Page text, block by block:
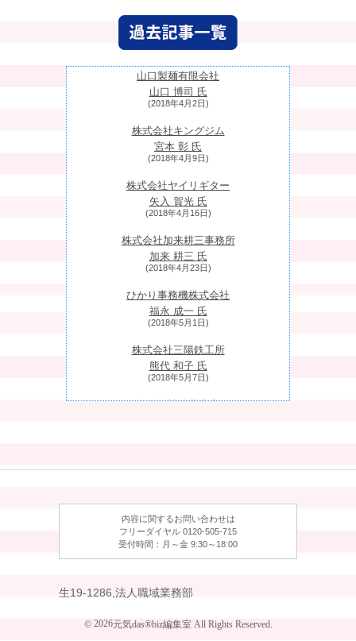
山口製麺有限会社
山口 博司 氏
(2018年4月2日)
株式会社キングジム
宮本 彰 氏
(2018年4月9日)
株式会社ヤイリギター
矢入 賀光 氏
(2018年4月16日)
株式会社加来耕三事務所
加来 耕三 氏
(2018年4月23日)
ひかり事務機株式会社
福永 成一 氏
(2018年5月1日)
株式会社三陽鉄工所
熊代 和子 氏
(2018年5月7日)
日特エンジニアリング株式会社
近藤 進茂 氏
(2018年5月28日)
干場 健太朗 氏
(2018年6月4日)
オードヴィー奥志賀
内容に関するお問い合わせは
フリーダイヤル 0120-505-715
受付時間：月～金 9:30～18:00
生19-1286,法人職域業務部
© 2026元気das®biz編集室 All Rights Reserved.